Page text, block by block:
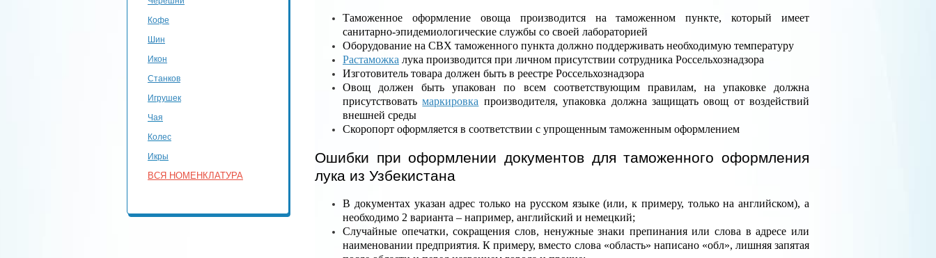
Кофе
Шин
Икон
Станков
Игрушек
Чая
Колес
Икры
ВСЯ НОМЕНКЛАТУРА
Таможенное оформление овоща производится на таможенном пункте, который имеет
санитарно-эпидемиологические службы со своей лабораторией
Оборудование на СВХ таможенного пункта должно поддерживать необходимую температуру
Растаможка лука производится при личном присутствии сотрудника Россельхознадзора
Изготовитель товара должен быть в реестре Россельхознадзора
Овощ должен быть упакован по всем соответствующим правилам, на упаковке должна
присутствоватьмаркировка производителя, упаковка должна защищать овощ от воздействий
внешней среды
Скоропорт оформляется в соответствии с упрощенным таможенным оформлением
Ошибки при оформлении документов для таможенного оформления
лука из Узбекистана
В документах указан адрес только на русском языке (или, к примеру, только на английском), а
необходимо 2 варианта – например, английский и немецкий;
Случайные опечатки, сокращения слов, ненужные знаки препинания или слова в адресе или
наименовании предприятия. К примеру, вместо слова «область» написано «обл», лишняя запятая